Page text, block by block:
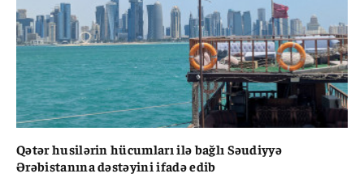
Qətər husilərin hücumları ilə bağlı Səudiyyə
Ərəbistanına dəstəyini ifadə edib